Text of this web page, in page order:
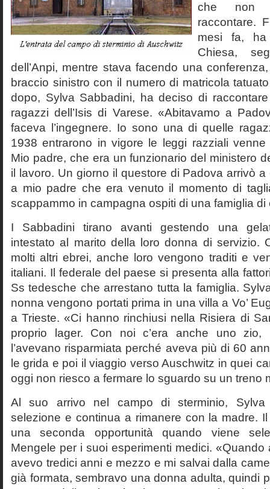
che non
raccontare.
mesi fa, ha
Chiesa,
dell’Anpi, mentre stava facendo una
braccio sinistro con il numero di matricola
dopo, Sylva Sabbadini, ha deciso di raccontare
ragazzi dell’Isis di Varese. «Abitavamo a
faceva l’ingegnere. Io sono una di quelle
1938 entrarono in vigore le leggi razziali
Mio padre, che era un funzionario del ministero
il lavoro. Un giorno il questore di Padova arrivò
a mio padre che era venuto il momento di
scappammo in campagna ospiti di una famiglia di
I Sabbadini tirano avanti gestendo una
intestato al marito della loro donna di servizio.
molti altri ebrei, anche loro vengono traditi e
italiani. Il federale del paese si presenta alla
Ss tedesche che arrestano tutta la famiglia.
nonna vengono portati prima in una villa a Vo’
a Trieste. «Ci hanno rinchiusi nella Risiera di
proprio lager. Con noi c’era anche uno zio,
l’avevano risparmiata perché aveva più di 60
le grida e poi il viaggio verso Auschwitz in quei
oggi non riesco a fermare lo sguardo su un treno
Al suo arrivo nel campo di sterminio,
selezione e continua a rimanere con la madre.
una seconda opportunità quando viene
Mengele per i suoi esperimenti medici. «Quando
avevo tredici anni e mezzo e mi salvai dalla
già formata, sembravo una donna adulta, quindi